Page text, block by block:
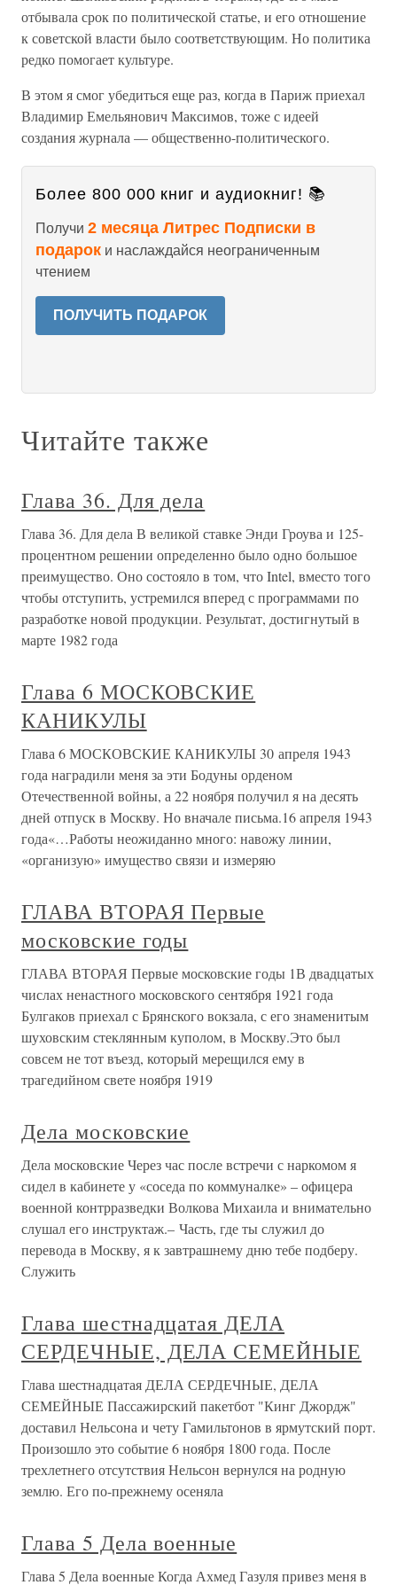
отбывала срок по политической статье, и его отношение
к советской власти было соответствующим. Но политика
редко помогает культуре.
В этом я смог убедиться еще раз, когда в Париж приехал
Владимир Емельянович Максимов, тоже с идеей
создания журнала — общественно-политического.
Более 800 000 книг и аудиокниг! 📚
Получи 2 месяца Литрес Подписки в
подарок и наслаждайся неограниченным
чтением
ПОЛУЧИТЬ ПОДАРОК
Читайте также
Глава 36. Для дела
Глава 36. Для дела В великой ставке Энди Гроува и 125-
процентном решении определенно было одно большое
преимущество. Оно состояло в том, что Intel, вместо того
чтобы отступить, устремился вперед с программами по
разработке новой продукции. Результат, достигнутый в
марте 1982 года
Глава 6 МОСКОВСКИЕ
КАНИКУЛЫ
Глава 6 МОСКОВСКИЕ КАНИКУЛЫ 30 апреля 1943
года наградили меня за эти Бодуны орденом
Отечественной войны, а 22 ноября получил я на десять
дней отпуск в Москву. Но вначале письма.16 апреля 1943
года«…Работы неожиданно много: навожу линии,
«организую» имущество связи и измеряю
ГЛАВА ВТОРАЯ Первые
московские годы
ГЛАВА ВТОРАЯ Первые московские годы 1В двадцатых
числах ненастного московского сентября 1921 года
Булгаков приехал с Брянского вокзала, с его знаменитым
шуховским стеклянным куполом, в Москву.Это был
совсем не тот въезд, который мерещился ему в
трагедийном свете ноября 1919
Дела московские
Дела московские Через час после встречи с наркомом я
сидел в кабинете у «соседа по коммуналке» – офицера
военной контрразведки Волкова Михаила и внимательно
слушал его инструктаж.– Часть, где ты служил до
перевода в Москву, я к завтрашнему дню тебе подберу.
Служить
Глава шестнадцатая ДЕЛА
СЕРДЕЧНЫЕ, ДЕЛА СЕМЕЙНЫЕ
Глава шестнадцатая ДЕЛА СЕРДЕЧНЫЕ, ДЕЛА
СЕМЕЙНЫЕ Пассажирский пакетбот "Кинг Джордж"
доставил Нельсона и чету Гамильтонов в ярмутский порт.
Произошло это событие 6 ноября 1800 года. После
трехлетнего отсутствия Нельсон вернулся на родную
землю. Его по-прежнему осеняла
Глава 5 Дела военные
Глава 5 Дела военные Когда Ахмед Газуля привез меня в